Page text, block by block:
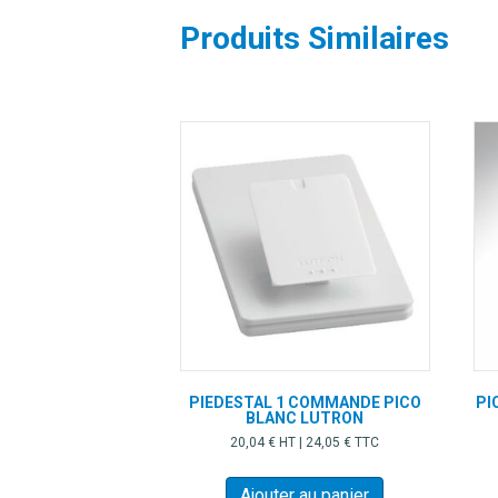
Produits Similaires
PIEDESTAL 1 COMMANDE PICO
BLANC LUTRON
20,04€ HT | 24,05€ TTC